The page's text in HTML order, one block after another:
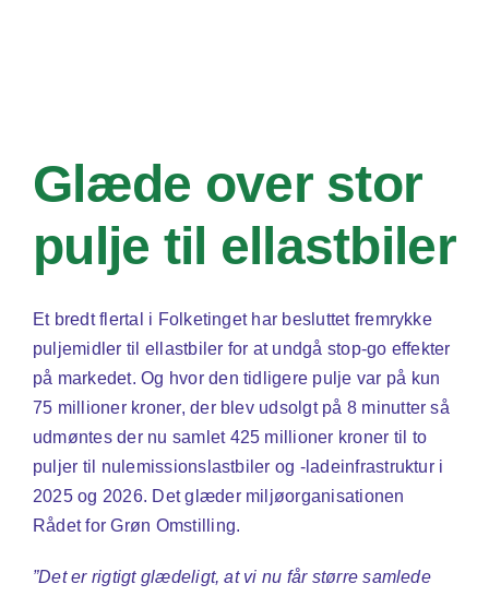
Glæde over stor
pulje til ellastbiler
Et bredt flertal i Folketinget har besluttet fremrykke
puljemidler til ellastbiler for at undgå stop-go effekter
på markedet. Og hvor den tidligere pulje var på kun
75 millioner kroner, der blev udsolgt på 8 minutter så
udmøntes der nu samlet 425 millioner kroner til to
puljer til nulemissionslastbiler og -ladeinfrastruktur i
2025 og 2026. Det glæder miljøorganisationen
Rådet for Grøn Omstilling.
”Det er rigtigt glædeligt, at vi nu får større samlede